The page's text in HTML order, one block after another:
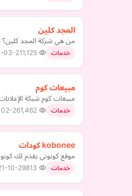
المجد كلين
من هي شركة المجد كلين؟
خدمات 03-21
مبيعات كوم
مبيعات كوم شبكة
خدمات 02-26
kobonee كودات
موقع كوبوني يقدم لك
خدمات 10-29